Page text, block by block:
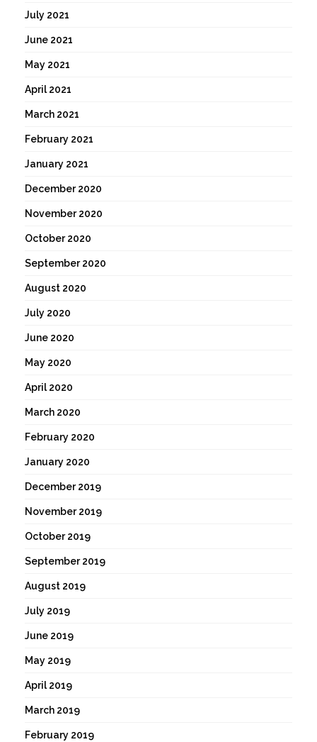
July 2021
June 2021
May 2021
April 2021
March 2021
February 2021
January 2021
December 2020
November 2020
October 2020
September 2020
August 2020
July 2020
June 2020
May 2020
April 2020
March 2020
February 2020
January 2020
December 2019
November 2019
October 2019
September 2019
August 2019
July 2019
June 2019
May 2019
April 2019
March 2019
February 2019